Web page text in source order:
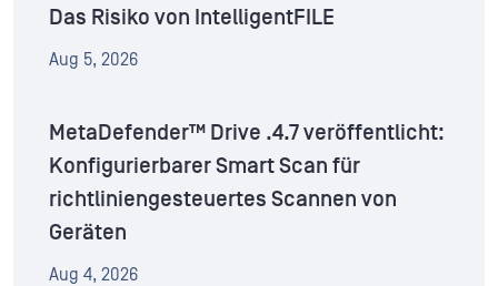
Das Risiko von IntelligentFILE
Aug 5, 2026
MetaDefender™ Drive .4.7 veröffentlicht:
Konfigurierbarer Smart Scan für
richtliniengesteuertes Scannen von
Geräten
Aug 4, 2026